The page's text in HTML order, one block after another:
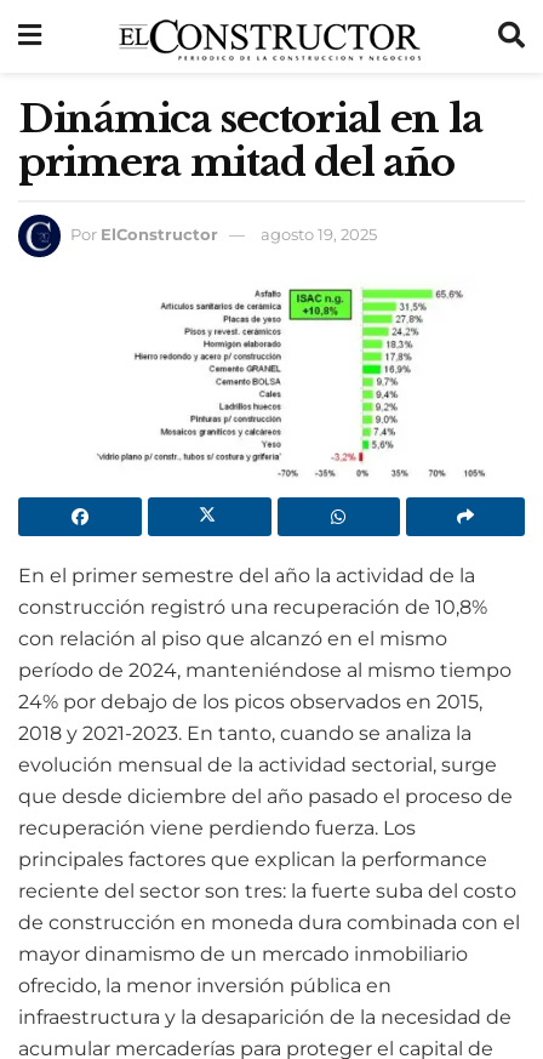
Dinámica sectorial en la
primera mitad del año
Por ElConstructor agosto 19, 2025
En el primer semestre del año la actividad de la
construcción registró una recuperación de 10,8%
con relación al piso que alcanzó en el mismo
período de 2024, manteniéndose al mismo tiempo
24% por debajo de los picos observados en 2015,
2018 y 2021-2023. En tanto, cuando se analiza la
evolución mensual de la actividad sectorial, surge
que desde diciembre del año pasado el proceso de
recuperación viene perdiendo fuerza. Los
principales factores que explican la performance
reciente del sector son tres: la fuerte suba del costo
de construcción en moneda dura combinada con el
mayor dinamismo de un mercado inmobiliario
ofrecido, la menor inversión pública en
infraestructura y la desaparición de la necesidad de
acumular mercaderías para proteger el capital de